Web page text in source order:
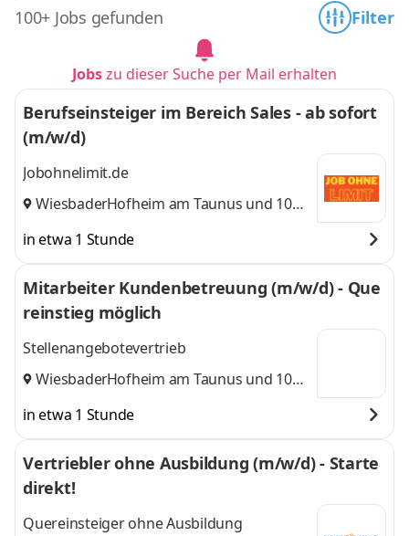
100+ Jobs gefunden Filter
Jobszu dieser Suche per Mail erhalten
Berufseinsteiger im Bereich Sales - ab sofort
(m/w/d)
Jobohnelimit.de
Wiesbaden,
Hofheim am Taunus und 10
in etwa 1 Stunde
Mitarbeiter Kundenbetreuung (m/w/d) - Que
reinstieg möglich
Stellenangebotevertrieb
Wiesbaden,
Hofheim am Taunus und 10
in etwa 1 Stunde
Vertriebler ohne Ausbildung (m/w/d) - Starte
direkt!
Quereinsteiger ohne Ausbildung